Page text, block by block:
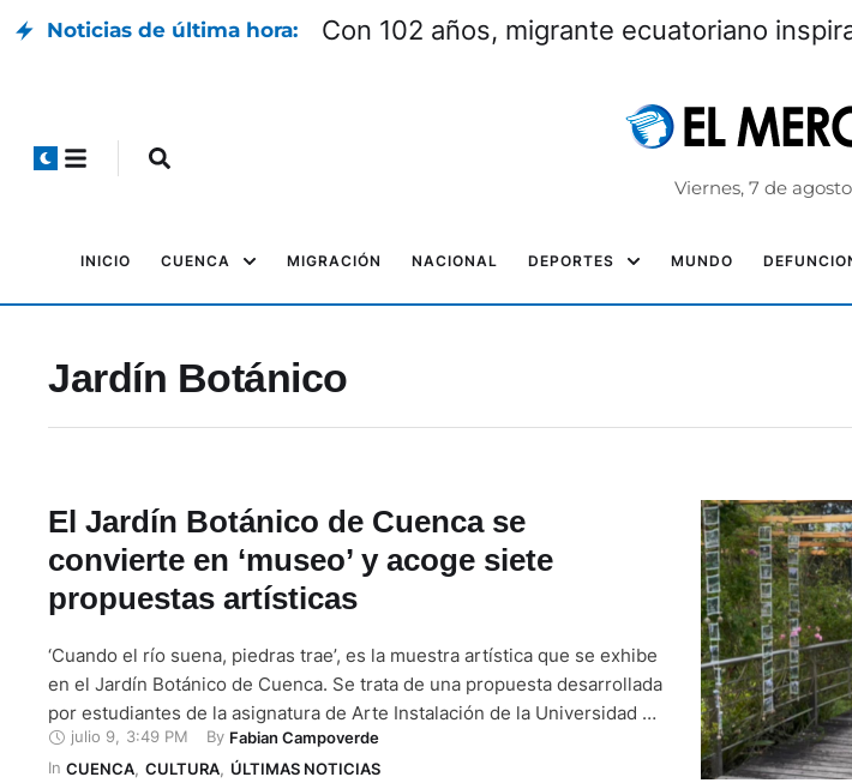
Noticias de última hora: Con 102 años, migrante ecuatoriano
Viernes, 7 de
INICIO CUENCA MIGRACIÓN NACIONAL DEPORTES MUNDO
Jardín Botánico
El Jardín Botánico de Cuenca se
convierte en ‘museo’ y acoge siete
propuestas artísticas
‘Cuando el río suena, piedras trae’, es la muestra artística que se exhibe
en el Jardín Botánico de Cuenca. Se trata de una propuesta desarrollada
por estudiantes de la asignatura de Arte Instalación de la Universidad de
Cuenca. Los visitantes pueden recorrer las 7 intervenciones artísticas
inspiradas en las orillas del río Yanuncay. De hecho, …
julio 9 3:49 PM By Fabian Campoverde
In CUENCA, CULTURA, ÚLTIMAS NOTICIAS